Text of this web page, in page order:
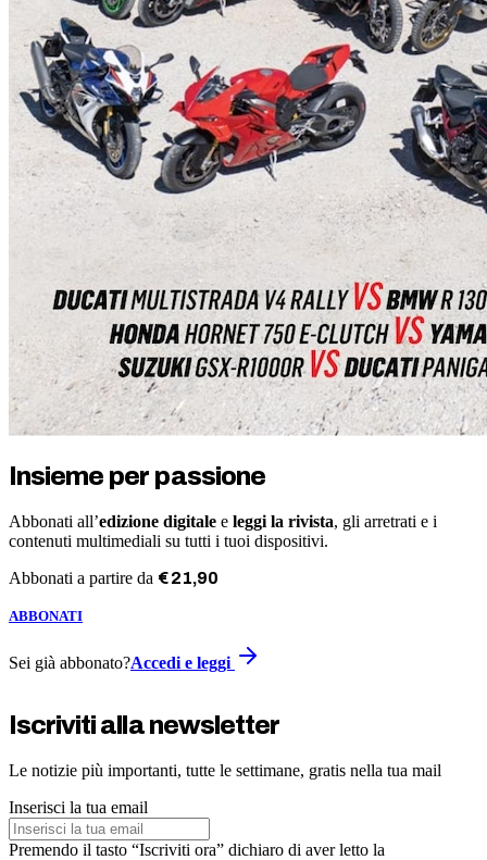
Insieme per passione
Abbonati all’edizione digitale e leggi la rivista, gli arretrati e i
contenuti multimediali su tutti i tuoi dispositivi.
Abbonati a partire da €21,90
ABBONATI
Sei già abbonato?Accedi e leggi
Iscriviti alla newsletter
Le notizie più importanti, tutte le settimane, gratis nella tua mail
Inserisci la tua email
Premendo il tasto “Iscriviti ora” dichiaro di aver letto la